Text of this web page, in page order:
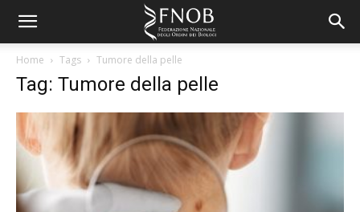
Home Tags Tumore della pelle
Tag: Tumore della pelle